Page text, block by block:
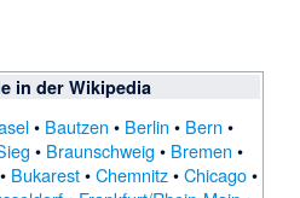
in der Wikipedia
• Bautzen • Berlin • Bern •
• Braunschweig • Bremen •
Bukarest•Chemnitz•Chicago•